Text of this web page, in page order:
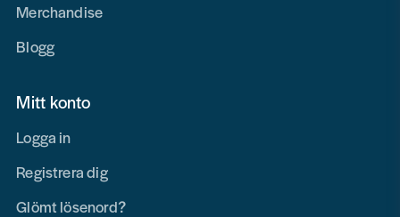
Merchandise
Blogg
Mitt konto
Logga in
Registrera dig
Glömt lösenord?